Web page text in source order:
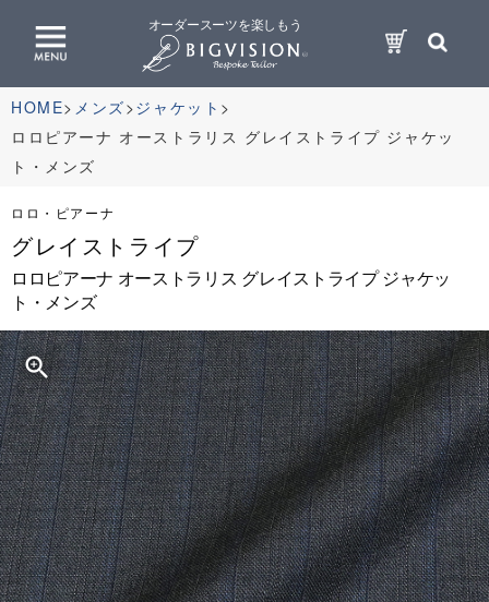
オーダースーツを楽しもう
HOME メンズ ジャケット
ロロピアーナ オーストラリス グレイストライプ ジャケッ
ト・メンズ
ロロ・ピアーナ
グレイストライプ
ロロピアーナ オーストラリス グレイストライプ ジャケッ
ト・メンズ
zoom_in